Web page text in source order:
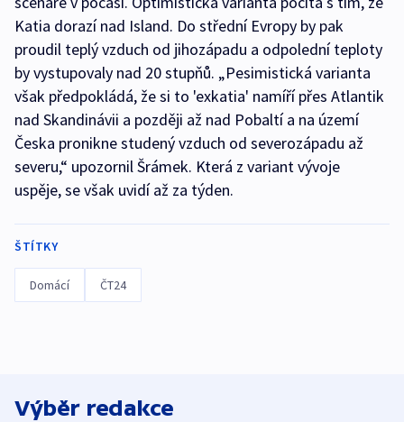
Katia dorazí nad Island. Do střední Evropy by pak
proudil teplý vzduch od jihozápadu a odpolední teploty
by vystupovaly nad 20 stupňů. „Pesimistická varianta
však předpokládá, že si to 'exkatia' namíří přes Atlantik
nad Skandinávii a později až nad Pobaltí a na území
Česka pronikne studený vzduch od severozápadu až
severu,“ upozornil Šrámek. Která z variant vývoje
uspěje, se však uvidí až za týden.
ŠTÍTKY
Domácí ČT24
Výběr redakce